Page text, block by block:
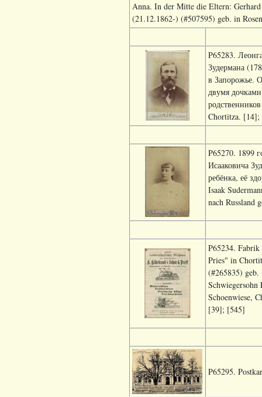
Anna. In der Mitte die Eltern:
(21.12.1862-) (#507595) geb. in
P65283.
Зудермана
в Запорожье.
двумя
Chortitza.
P65270. 1899
Исааковича
ребёнка, её
Isaak
nach Russland
P65234. Fabrik
Pries" in
(#265835)
Schoenwiese,
[39]; [545]
P65295.